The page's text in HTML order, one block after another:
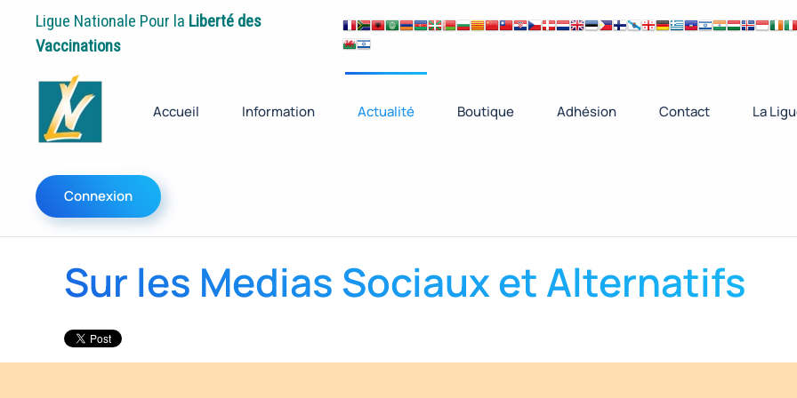
Ligue Nationale Pour la Liberté des
Vaccinations
Accueil Information Actualité Boutique Adhésion Contact La
Connexion
Sur les Medias Sociaux et Alternatifs